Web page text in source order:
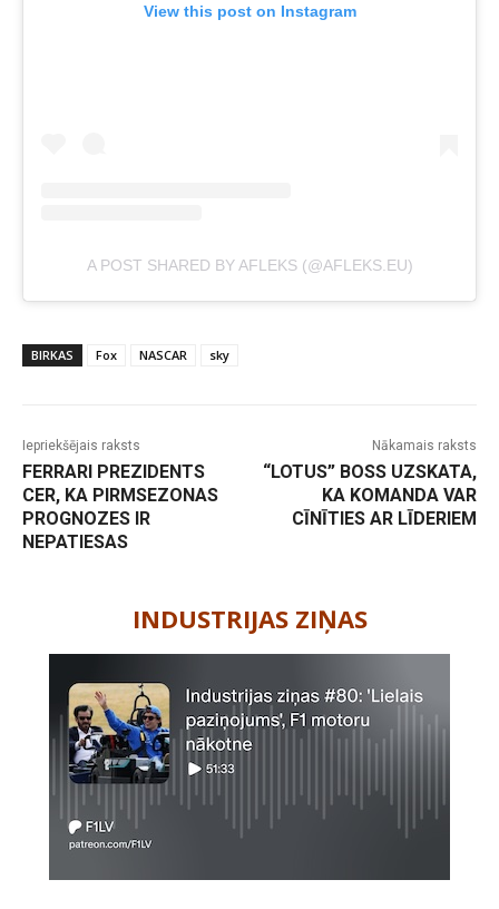
View this post on Instagram
A POST SHARED BY AFLEKS (@AFLEKS.EU)
BIRKAS Fox NASCAR sky
Iepriekšējais raksts
FERRARI PREZIDENTS
CER, KA PIRMSEZONAS
PROGNOZES IR
NEPATIESAS
Nākamais raksts
“LOTUS” BOSS UZSKATA,
KA KOMANDA VAR
CĪNĪTIES AR LĪDERIEM
INDUSTRIJAS ZIŅAS